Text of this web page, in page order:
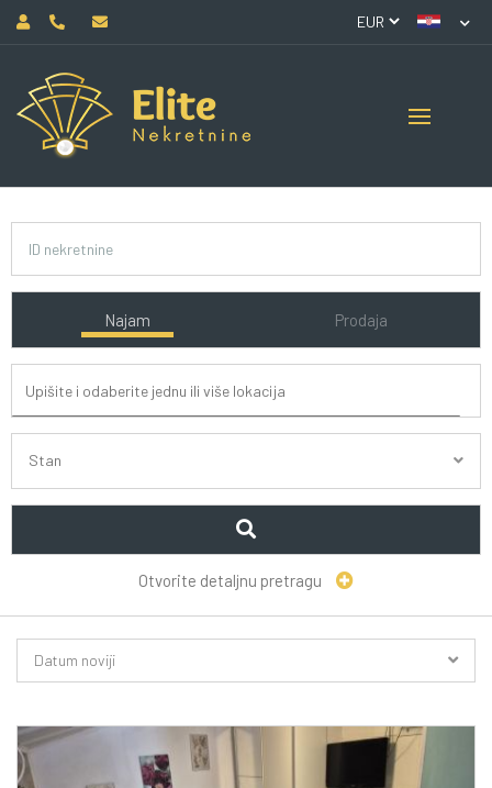
Najam Prodaja
Stan
Otvorite detaljnu pretragu
Datum noviji